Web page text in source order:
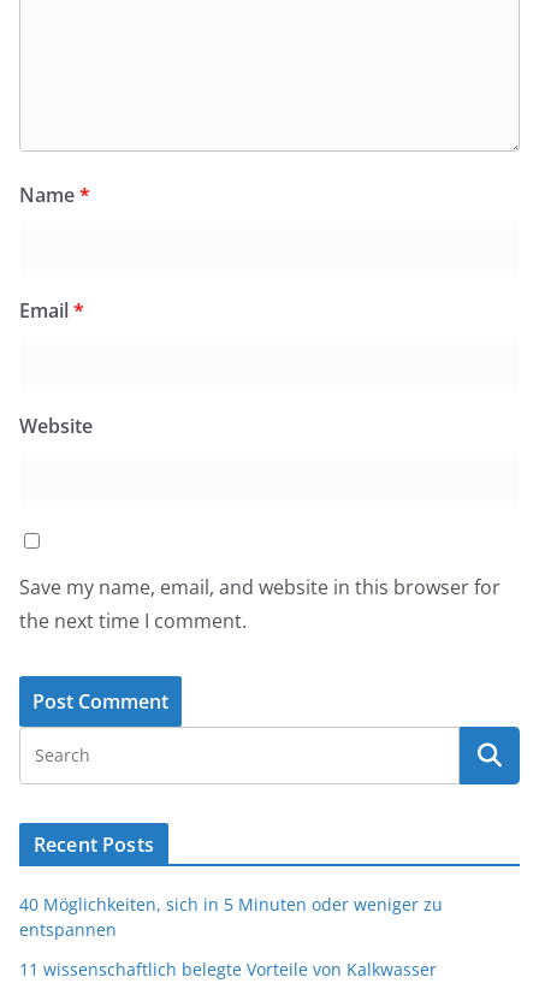
Name*
Email*
Website
Save my name, email, and website in this browser for
the next time I comment.
Recent Posts
40 Möglichkeiten, sich in 5 Minuten oder weniger zu
entspannen
11 wissenschaftlich belegte Vorteile von Kalkwasser